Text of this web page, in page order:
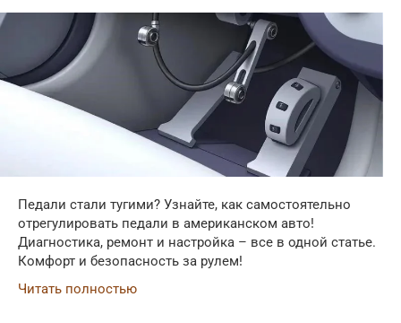
Педали стали тугими? Узнайте, как самостоятельно
отрегулировать педали в американском авто!
Диагностика, ремонт и настройка – все в одной статье.
Комфорт и безопасность за рулем!
Читать полностью